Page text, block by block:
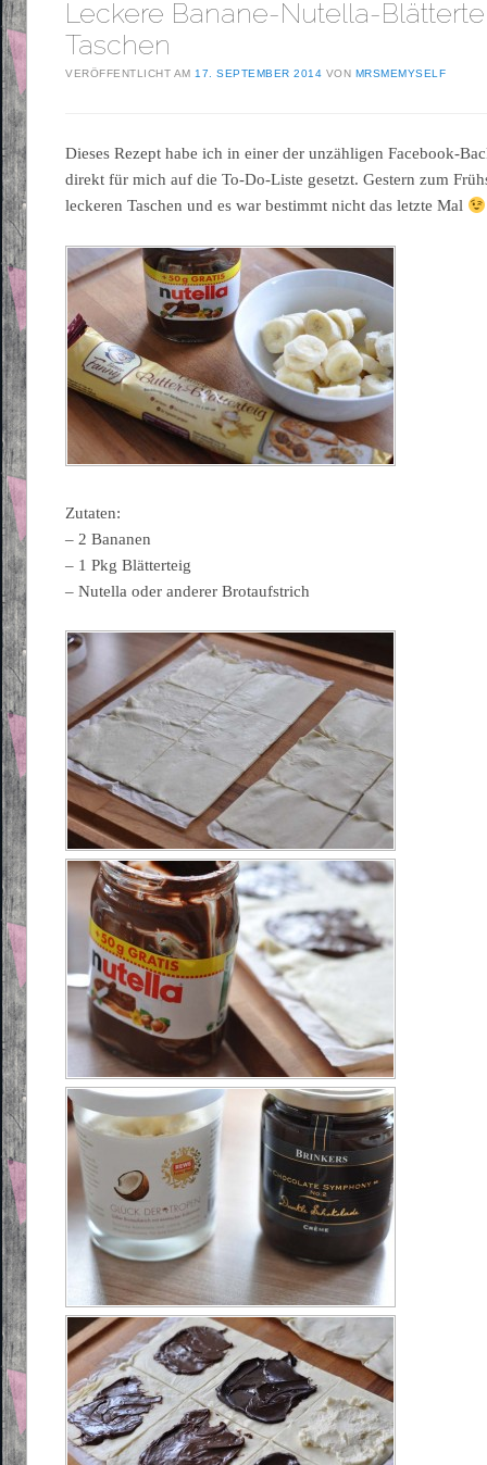
Leckere Banane-Nutella-
Taschen
VERÖFFENTLICHT AM17. SEPTEMBER 2014 VON MRSMEMYSELF
Dieses Rezept habe ich in einer der unzähligen Facebook-
direkt für mich auf die To-Do-Liste gesetzt. Gestern zum
leckeren Taschen und es war bestimmt nicht das letzte Mal
Zutaten:
– 2 Bananen
– 1 Pkg Blätterteig
– Nutella oder anderer Brotaufstrich